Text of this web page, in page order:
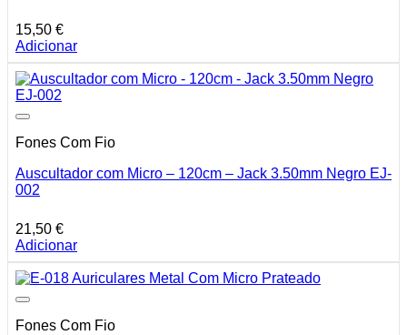
15,50 €
Adicionar
Fones Com Fio
Auscultador com Micro – 120cm – Jack 3.50mm Negro EJ-
002
21,50 €
Adicionar
Fones Com Fio